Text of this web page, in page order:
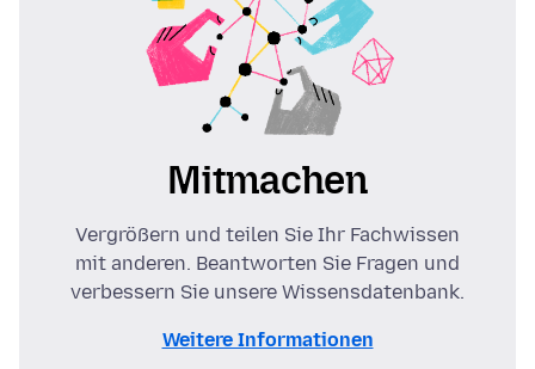
Mitmachen
Vergrößern und teilen Sie Ihr Fachwissen
mit anderen. Beantworten Sie Fragen und
verbessern Sie unsere Wissensdatenbank.
Weitere Informationen